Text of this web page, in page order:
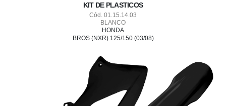
KIT DE PLASTICOS
Cód. 01.15.14.03
BLANCO
HONDA
BROS (NXR) 125/150 (03/08)